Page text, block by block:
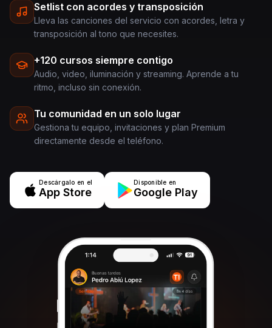
Setlist con acordes y transposición
Lleva las canciones del servicio con acordes, letra y
transposición al tono que necesites.
+120 cursos siempre contigo
Audio, video, iluminación y streaming. Aprende a tu
ritmo, incluso sin conexión.
Tu comunidad en un solo lugar
Gestiona tu equipo, invitaciones y plan Premium
directamente desde el teléfono.
Descárgalo en el
App Store
Disponible en
Google Play